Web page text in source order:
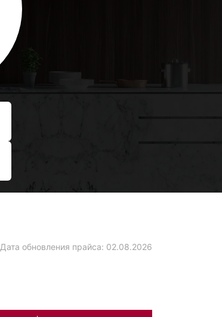
Дата обновления прайса: 02.08.2026